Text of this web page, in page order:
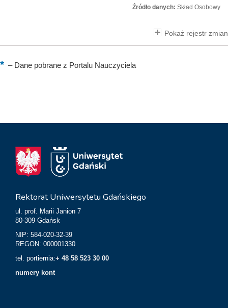
Źródło danych: Skład Osobowy
Pokaż rejestr zmian
–Dane pobrane z Portalu Nauczyciela
Rektorat Uniwersytetu Gdańskiego
ul. prof. Marii Janion 7
80-309 Gdańsk
NIP: 584-020-32-39
REGON: 000001330
tel. portiernia:+ 48 58 523 30 00
numery kont